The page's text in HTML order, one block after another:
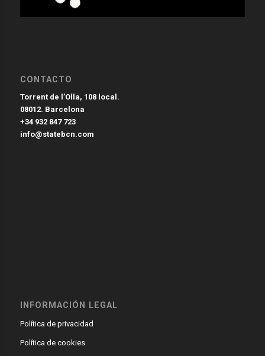
CONTACTO
Torrent de l’Olla, 108 local.
08012. Barcelona
+34 932 847 723
info@statebcn.com
INFORMACIÓN LEGAL
Política de privacidad
Política de cookies